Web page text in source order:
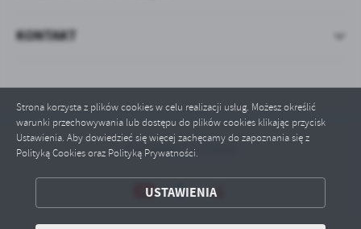
Strona korzysta z plików cookies w celu realizacji usług. Możesz określić
warunki przechowywania lub dostępu do plików cookies klikając przycisk
Ustawienia. Aby dowiedzieć się więcej zachęcamy do zapoznania się z
Polityką Cookies oraz Polityką Prywatności.
USTAWIENIA
ZAPISZ WYBRANE
KONTAKT
Odwiedzin: 1275006